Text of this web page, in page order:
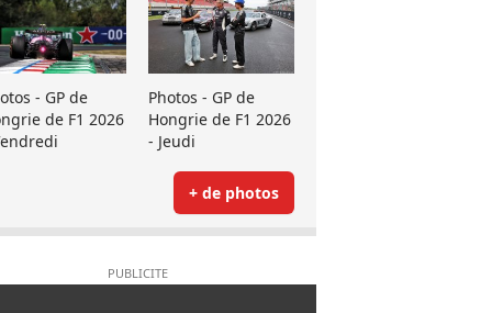
- GP de
de F1 2026
Photos - GP de
Hongrie de F1 2026
- Jeudi
+ de photos